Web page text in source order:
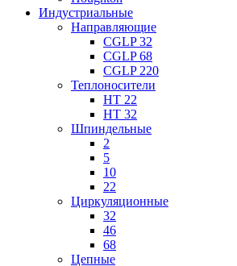
Индустриальные
Направляющие
CGLP 32
CGLP 68
CGLP 220
Теплоносители
HT 22
HT 32
Шпиндельные
2
5
10
22
Циркуляционные
32
46
68
Цепные